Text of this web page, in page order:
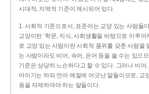
시대적, 지역적 기준이 제시되어 있다.
1. 사회적 기준으로서, 표준어는 교양 있는 사람들
교양이란 ‘학문, 지식, 사회생활을 바탕으로 이루어
로 교양 있는 사람이란 사회적 품위를 갖춘 사람을
는 사람이라도 비어, 속어, 은어 등을 쓸 수는 있으
기준은 상당히 느슨하다고 할 수 있다. 그러나 비어
어이기는 하되 언어 예절에 어긋난 말들이므로, 교
용을 자제하여야 하는 말들이다.